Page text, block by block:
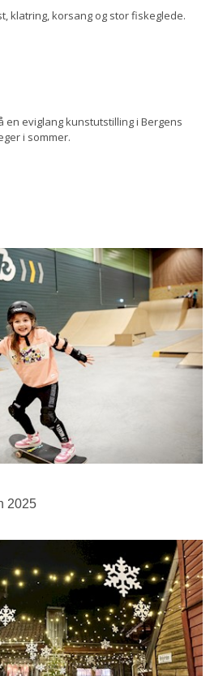
klatring, korsang og stor fiskeglede.
en eviglang kunstutstilling i Bergens
i sommer.
2025